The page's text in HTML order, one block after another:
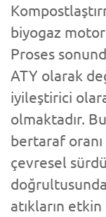
biyogaz
Proses
ATY olarak
iyileştirici
olmaktadır.
bertaraf oranı
çevresel
atıkların